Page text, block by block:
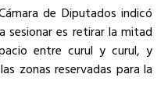
de Diputados indicó
sesionar es retirar la mitad
entre curul y curul, y
zonas reservadas para la